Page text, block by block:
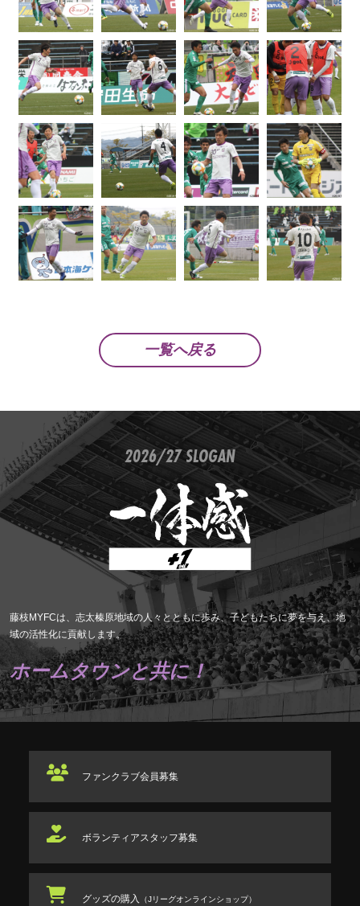
一覧へ戻る
2026/27 SLOGAN
藤枝MYFCは、志太榛原地域の人々とともに歩み、子どもたちに夢を与え、地
域の活性化に貢献します。
ホームタウンと共に！
ファンクラブ会員募集
ボランティアスタッフ募集
グッズの購入 （Jリーグオンラインショップ）